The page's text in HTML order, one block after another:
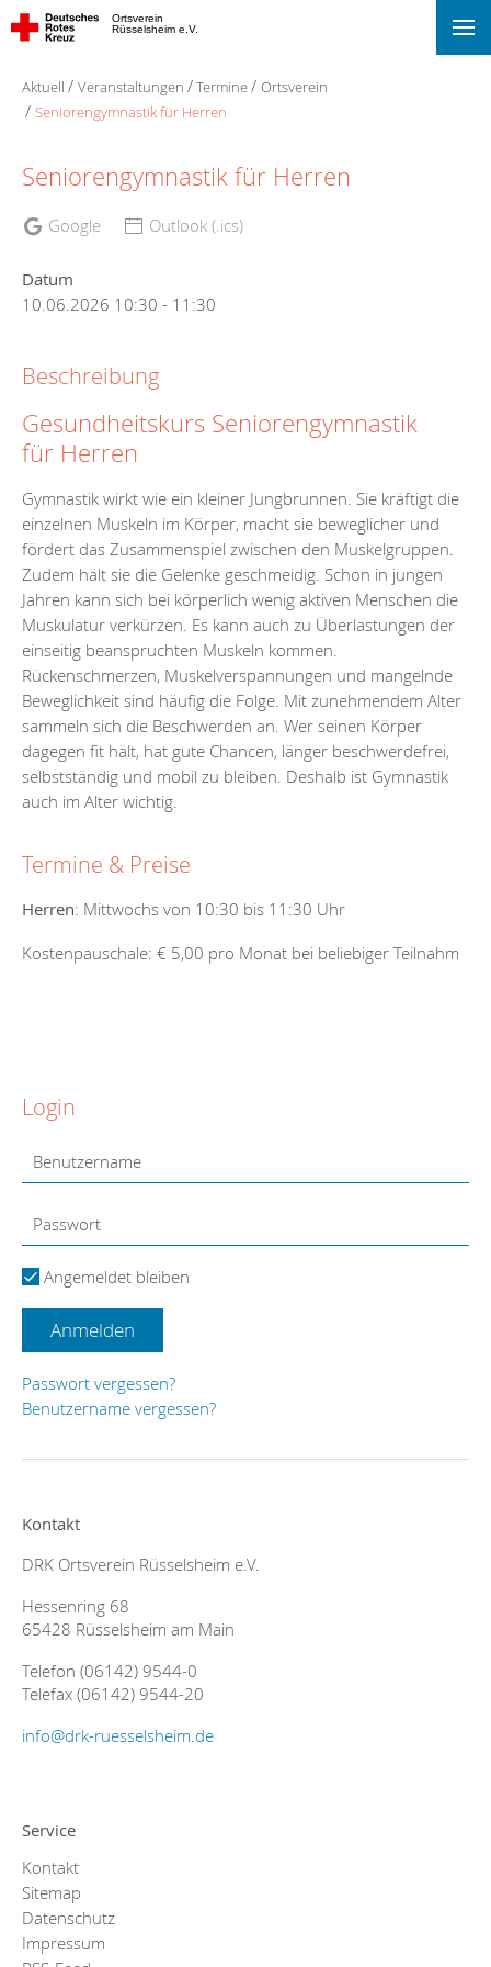
Ortsverein
Rüsselsheim e.V.
Aktuell Veranstaltungen Termine
Ortsverein
Seniorengymnastik für Herren
Seniorengymnastik für Herren
Login
Angemeldet bleiben
Anmelden
Passwort vergessen?
Benutzername vergessen?
Google Outlook (.ics)
Datum
10.06.2026 10:30 - 11:30
Beschreibung
Gesundheitskurs Seniorengymnastik
für Herren
Gymnastik wirkt wie ein kleiner Jungbrunnen. Sie kräftigt die
einzelnen Muskeln im Körper, macht sie beweglicher und
fördert das Zusammenspiel zwischen den Muskelgruppen.
Zudem hält sie die Gelenke geschmeidig. Schon in jungen
Jahren kann sich bei körperlich wenig aktiven Menschen die
Muskulatur verkürzen. Es kann auch zu Überlastungen der
einseitig beanspruchten Muskeln kommen.
Rückenschmerzen, Muskelverspannungen und mangelnde
Beweglichkeit sind häufig die Folge. Mit zunehmendem Alter
sammeln sich die Beschwerden an. Wer seinen Körper
dagegen fit hält, hat gute Chancen, länger beschwerdefrei,
selbstständig und mobil zu bleiben. Deshalb ist Gymnastik
auch im Alter wichtig.
Termine & Preise
Herren: Mittwochs von 10:30 bis 11:30 Uhr
Kostenpauschale: € 5,00 pro Monat bei beliebiger Teilnahm
Kontakt
DRK Ortsverein Rüsselsheim e.V.
Hessenring 68
65428 Rüsselsheim am Main
Telefon (06142) 9544-0
Telefax (06142) 9544-20
info@drk-ruesselsheim.de
Service
Kontakt
Sitemap
Datenschutz
Impressum